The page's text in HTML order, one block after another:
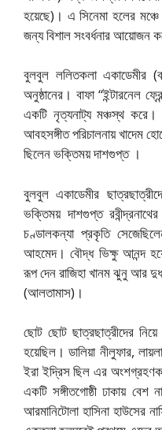
হয়েছে)। এ সিনেমা হলের
জন্য বিশাল সংবর্ধনার আয়োজন
বুলবুল ললিতকলা একাডেমীর
অনুষ্ঠানের। বাফা “ইন্টারনেল
একটি নৃত্যনাট্য মঞ্চস্থ করে।
আবহসঙ্গীত পরিচালনায় খাদেম
ছিলেন ভক্তিময় দাশগুপ্ত ।
বুলবুল একাডেমীর
ভক্তিময় দাশগুপ্ত
চণ্ডালকন্যা প্রকৃতি
আহমেদ। বৌদ্ধ ভিক্ষু আনন্দ
রূপ দেন রাজিহা খানম ঝুনু আর
(আলতামাস)।
ছোট ছোট ছাত্রছাত্রীদের নিয়ে
হয়েছিল। ডালিয়া নীলুফার,
ইরা ইদ্রিস ছিল এর
একটি সঙ্গীতগোষ্ঠী ঢাকায়
আরমানিটোলা হাসিনা হাউসের